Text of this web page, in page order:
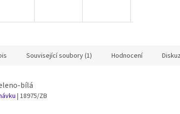
Související soubory (1) Hodnocení
bílá
| 18975/ZB